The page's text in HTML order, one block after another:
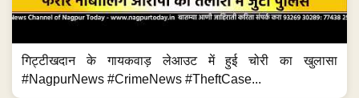
गिट्टीखदान के गायकवाड़ लेआउट में हुई चोरी का खुलासा
#NagpurNews #CrimeNews #TheftCase...